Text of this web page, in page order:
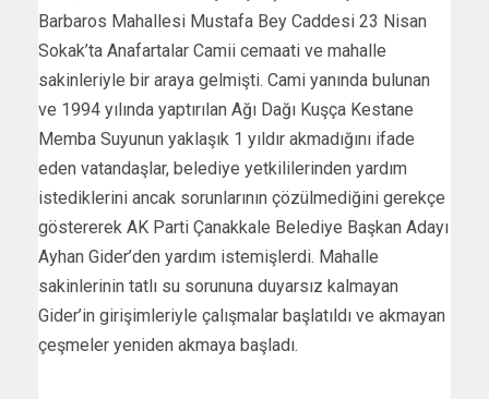
Barbaros Mahallesi Mustafa Bey Caddesi 23 Nisan
Sokak’ta Anafartalar Camii cemaati ve mahalle
sakinleriyle bir araya gelmişti. Cami yanında bulunan
ve 1994 yılında yaptırılan Ağı Dağı Kuşça Kestane
Memba Suyunun yaklaşık 1 yıldır akmadığını ifade
eden vatandaşlar, belediye yetkililerinden yardım
istediklerini ancak sorunlarının çözülmediğini gerekçe
göstererek AK Parti Çanakkale Belediye Başkan Adayı
Ayhan Gider’den yardım istemişlerdi. Mahalle
sakinlerinin tatlı su sorununa duyarsız kalmayan
Gider’in girişimleriyle çalışmalar başlatıldı ve akmayan
çeşmeler yeniden akmaya başladı.